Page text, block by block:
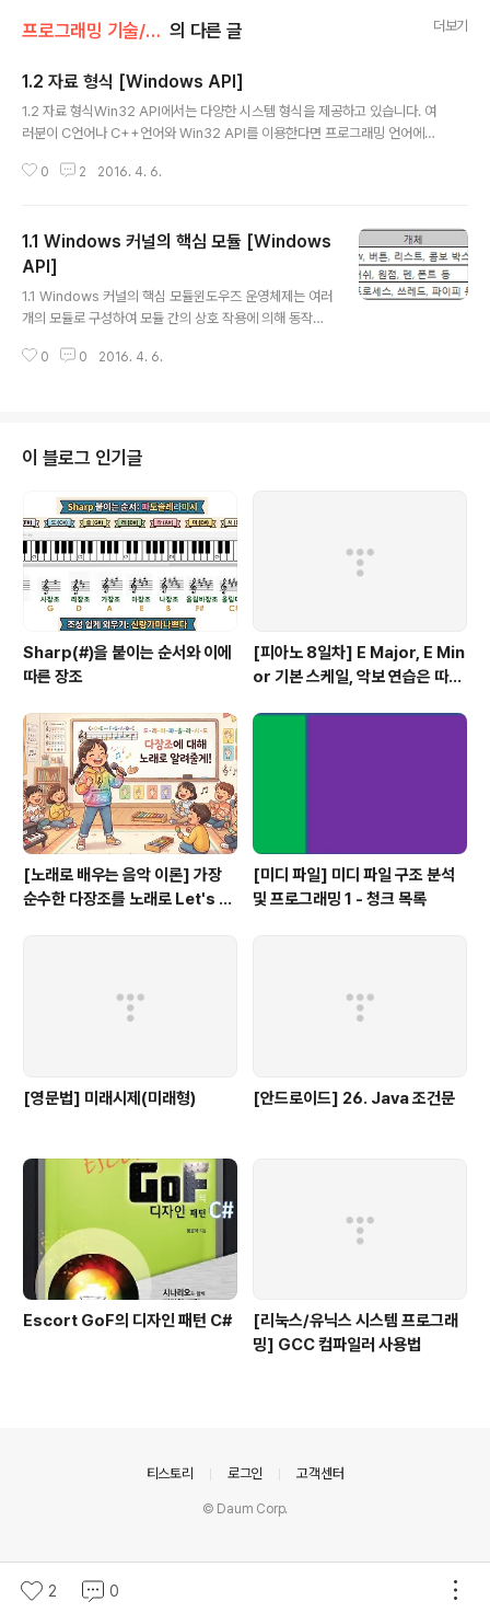
프로그래밍 기술/Windows API 의 다른 글 더보기
1.2 자료 형식 [Windows API]
1.2 자료 형식Win32 API에서는 다양한 시스템 형식을 제공하고 있습니다. 여
러분이 C언어나 C++언어와 Win32 API를 이용한다면 프로그래밍 언어에서
그리고 이들 형식 사이에는 공통적인 부분이 있어 상호 호환성을 제공하는 형식
때 windows.h 파일만 포함해서 사용할 수 있게 여러 헤더 파일을 windows.
h 파일에 포함하고 있습니다. 그리고 windows.h 파일에 포함하는 헤더 파일
중에 대부분의 형식은 windef.h 파일에 정의하고 있습니다. 다..
0 2 2016. 4. 6.
1.1 Windows 커널의 핵심 모듈 [Windows
API]
1.1 Windows 커널의 핵심 모듈윈도우즈 운영체제는 여러
개의 모듈로 구성하여 모듈 간의 상호 작용에 의해 동작하
영체제의 기능을 추가하거나 변경 등을 하려면 새로운 커
ser, GDI, Kernel입니다. User 모듈에서 제공하는 대표
적인 것은 윈도우 개체이며 발급한 핸들은 시스템 전역에
같이 그리기에 관한 개체들을 발급하는데 이들은 해당 응
용 내에서만 사용 가능합니다. Kernel 모듈에서는 파일이
나 프로세스, 쓰레..
0 0 2016. 4. 6.
이 블로그 인기글
Sharp(#)을 붙이는 순서와 이에
따른 장조
[피아노 8일차] E Major, E Min
or 기본 스케일, 악보 연습은 따라
[노래로 배우는 음악 이론] 가장
순수한 다장조를 노래로 Let's G
[미디 파일] 미디 파일 구조 분석
및 프로그래밍 1 - 청크 목록
[영문법] 미래시제(미래형) [안드로이드] 26. Java 조건문
Escort GoF의 디자인 패턴 C#
[리눅스/유닉스 시스템 프로그래
밍] GCC 컴파일러 사용법
2 0
티스토리 로그인 고객센터
© Daum Corp.